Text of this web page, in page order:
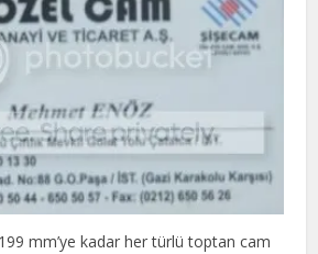
mm’ye kadar her türlü toptan cam